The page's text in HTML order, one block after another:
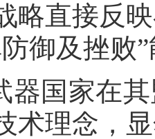
略直接反
御及挫败
器国家在
术理念，